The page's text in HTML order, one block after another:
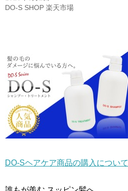
で
開
(
新
開
き
)
で
開
DO-S SHOP 楽天市場
DO-Sヘアケア商品の購入について